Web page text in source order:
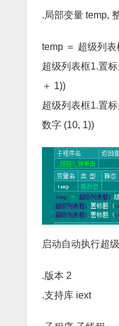
.局部变量 temp,
temp ＝ 超级列表
超级列表框1.置
＋ 1))
超级列表框1.置
数字 (10, 1))
启动自动执行超
.版本 2
.支持库 iext